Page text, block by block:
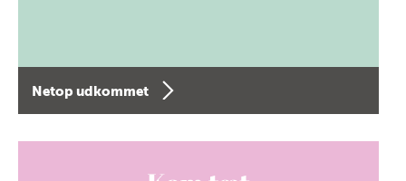
Netop udkommet